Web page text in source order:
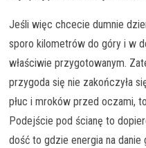
Jeśli więc chcecie dumnie
sporo kilometrów do góry i w
właściwie przygotowanym.
przygoda się nie zakończyła
płuc i mroków przed oczami,
Podejście pod ścianę to
dość to gdzie energia na danie